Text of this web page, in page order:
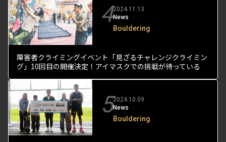
42024.11.13
News
Bouldering
障害者クライミングイベント「見ざるチャレンジクライミン
グ」10回目の開催決定！アイマスクでの挑戦が待っている
52024.10.09
News
Bouldering